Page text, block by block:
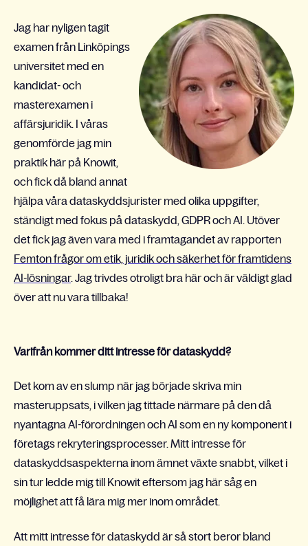
Jag har nyligen tagit
examen från Linköpings
universitet med en
kandidat- och
masterexamen i
affärsjuridik. I våras
genomförde jag min
praktik här på Knowit,
och fick då bland annat
hjälpa våra dataskyddsjurister med olika uppgifter,
ständigt med fokus på dataskydd, GDPR och AI. Utöver
det fick jag även vara med i framtagandet av rapporten
Femton frågor om etik, juridik och säkerhet för framtidens
AI-lösningar. Jag trivdes otroligt bra här och är väldigt glad
över att nu vara tillbaka!
Varifrån kommer ditt intresse för dataskydd?
Det kom av en slump när jag började skriva min
masteruppsats, i vilken jag tittade närmare på den då
nyantagna AI-förordningen och AI som en ny komponent i
företags rekryteringsprocesser. Mitt intresse för
dataskyddsaspekterna inom ämnet växte snabbt, vilket i
sin tur ledde mig till Knowit eftersom jag här såg en
möjlighet att få lära mig mer inom området.
Att mitt intresse för dataskydd är så stort beror bland